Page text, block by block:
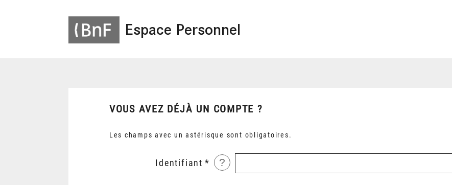
Espace Personnel
VOUS AVEZ DÉJÀ UN COMPTE ?
Les champs avec un astérisque sont obligatoires.
Identifiant ?